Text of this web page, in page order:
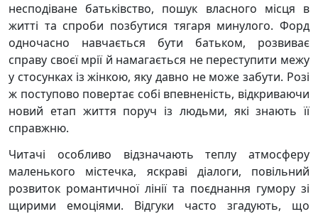
несподіване батьківство, пошук власного місця в
житті та спроби позбутися тягаря минулого. Форд
одночасно навчається бути батьком, розвиває
справу своєї мрії й намагається не переступити межу
у стосунках із жінкою, яку давно не може забути. Розі
ж поступово повертає собі впевненість, відкриваючи
новий етап життя поруч із людьми, які знають її
справжню.
Читачі особливо відзначають теплу атмосферу
маленького містечка, яскраві діалоги, повільний
розвиток романтичної лінії та поєднання гумору зі
щирими емоціями. Відгуки часто згадують, що